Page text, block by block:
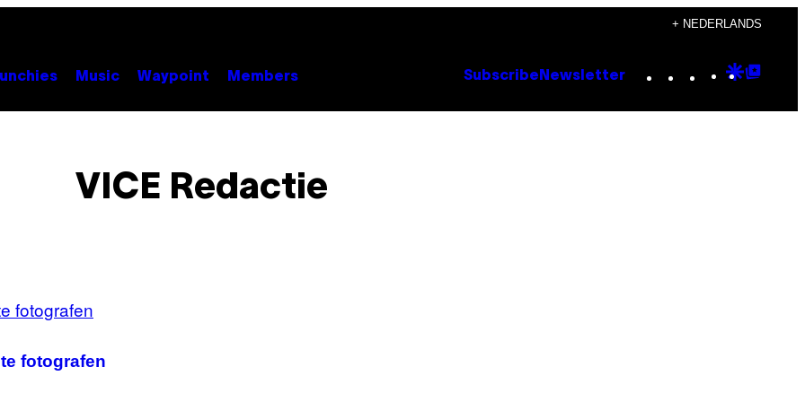
+ NEDERLANDS
Music Waypoint Members Subscribe Newsletter Instagram
TikTok
YouTube
Google
VICE Redactie
fotografen